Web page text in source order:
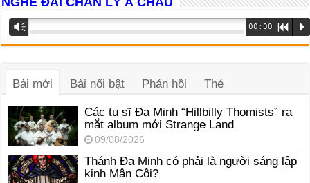
Trình
phát
Vm 00:00 R P
Bài mới Bài nổi bật Phản hồi Thẻ
Các tu sĩ Đa Minh “Hillbilly Thomists” ra
mắt album mới Strange Land
09/08/2026
Thánh Đa Minh có phải là người sáng lập
kinh Mân Côi?